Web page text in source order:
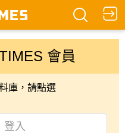
會員
庫，請點選